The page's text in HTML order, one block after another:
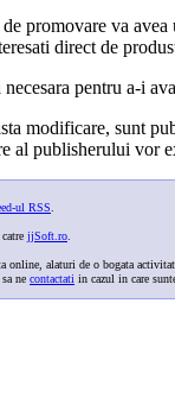
promovare va
direct de
pentru a-i
modificare, sunt
al publisherului vor
ul RSS
jjSoft.ro
alaturi de o bogata activitate
sa ne contactati in cazul in care